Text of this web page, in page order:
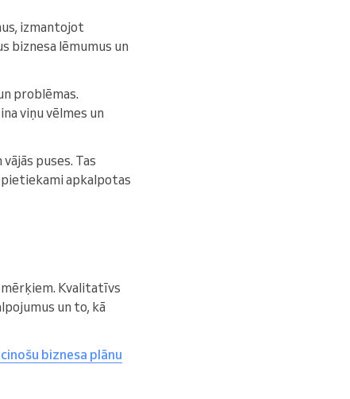
izmantojot
biznesa lēmumus un
problēmas.
viņu vēlmes un
puses. Tas
apkalpotas
Kvalitatīvs
un to, kā
biznesa plānu